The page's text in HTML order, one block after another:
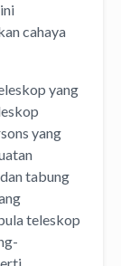
cahaya
yang
yang
tabung
teleskop